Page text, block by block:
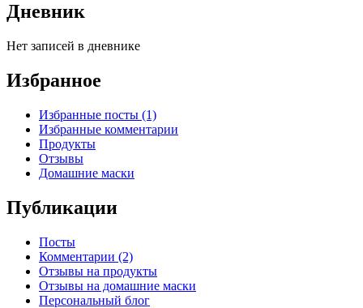
Дневник
Нет записей в дневнике
Избранное
Избранные посты (1)
Избранные комментарии
Продукты
Отзывы
Домашние маски
Публикации
Посты
Комментарии (2)
Отзывы на продукты
Отзывы на домашние маски
Персональный блог